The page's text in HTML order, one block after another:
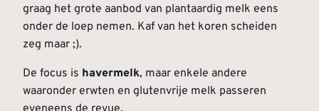
graag het grote aanbod van plantaardig melk eens
onder de loep nemen. Kaf van het koren scheiden
zeg maar ;).
De focus is havermelk, maar enkele andere
waaronder erwten en glutenvrije melk passeren